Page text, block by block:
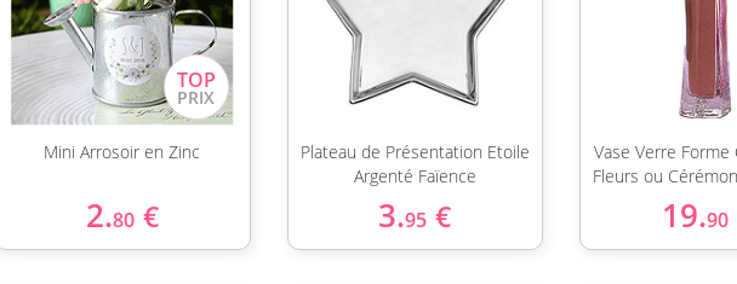
Mini Arrosoir en Zinc
2.80 €
Plateau de Présentation Etoile
Argenté Faïence
3.95 €
Vase Verre
Fleurs ou
19.90